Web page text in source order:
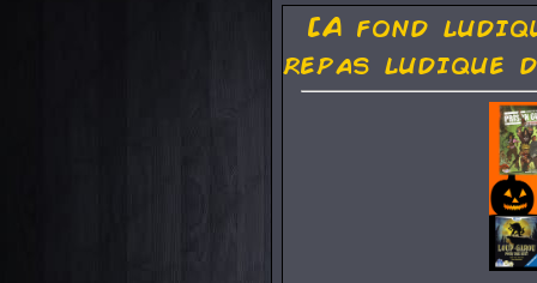
[A fond
repas ludique